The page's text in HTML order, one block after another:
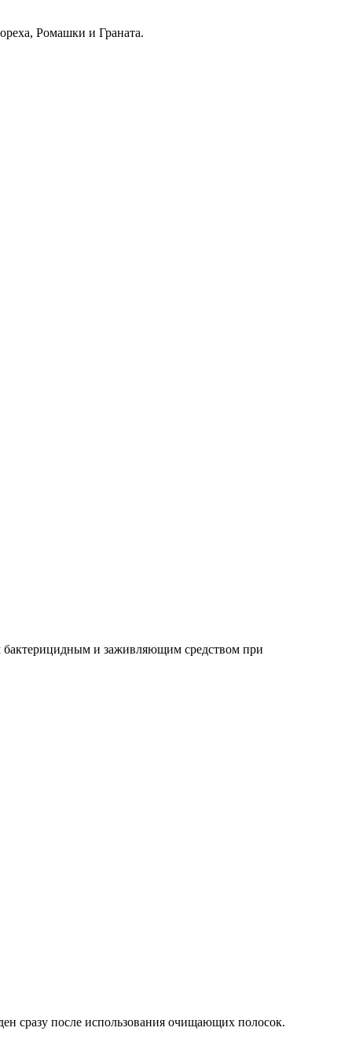
Ромашки и Граната.
бактерицидным и заживляющим средством при
сразу после использования очищающих полосок.